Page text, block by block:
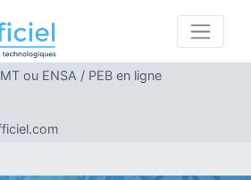
ou ENSA / PEB en ligne
LIOURDRES